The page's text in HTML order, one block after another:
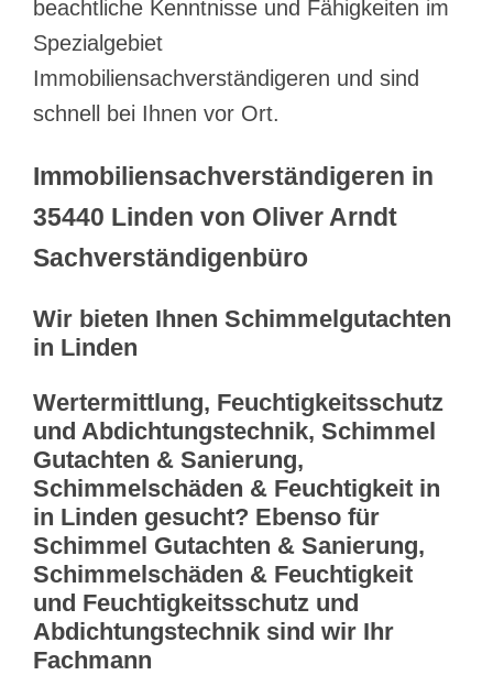
beachtliche Kenntnisse und Fähigkeiten im
Spezialgebiet
Immobiliensachverständigeren und sind
schnell bei Ihnen vor Ort.
Immobiliensachverständigeren in
35440 Linden von Oliver Arndt
Sachverständigenbüro
Wir bieten Ihnen Schimmelgutachten
in Linden
Wertermittlung, Feuchtigkeitsschutz
und Abdichtungstechnik, Schimmel
Gutachten & Sanierung,
Schimmelschäden & Feuchtigkeit in
in Linden gesucht? Ebenso für
Schimmel Gutachten & Sanierung,
Schimmelschäden & Feuchtigkeit
und Feuchtigkeitsschutz und
Abdichtungstechnik sind wir Ihr
Fachmann